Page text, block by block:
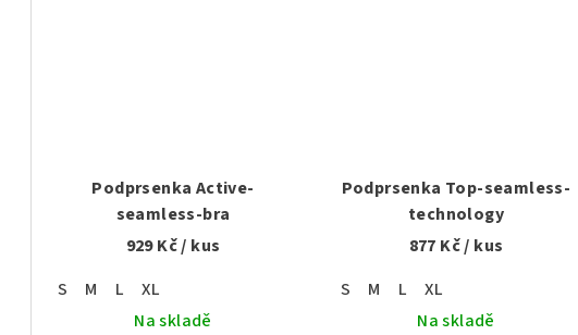
Podprsenka Active-
seamless-bra
929 Kč/ kus
S
M L
XL
Na skladě
Podprsenka Top-seamless-
technology
877 Kč/ kus
S
M L
XL
Na skladě